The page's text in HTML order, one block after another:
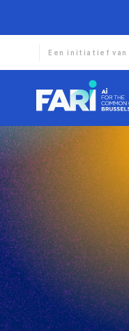
Een initiatief van